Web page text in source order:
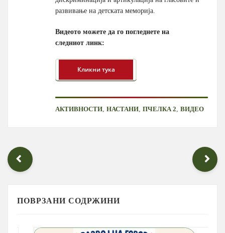
развивање на детската меморија.
Видеото можете да го погледнете на
следниот линк:
АКТИВНОСТИ,НАСТАНИ,ПЧЕЛКА 2,ВИДЕО
ПОВРЗАНИ СОДРЖИНИ